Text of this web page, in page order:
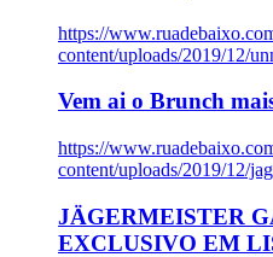
https://
content/uploads/2019/12/
Vem ai o Brunch
https://
content/uploads/2019/12/
JÄGERMEISTER
EXCLUSIVO EM